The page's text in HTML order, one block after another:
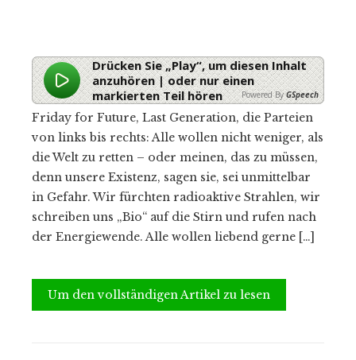
Drücken Sie „Play“, um diesen Inhalt
anzuhören | oder nur einen
markierten Teil hören
Powered By GSpeech
Friday for Future, Last Generation, die Parteien
von links bis rechts: Alle wollen nicht weniger, als
die Welt zu retten – oder meinen, das zu müssen,
denn unsere Existenz, sagen sie, sei unmittelbar
in Gefahr. Wir fürchten radioaktive Strahlen, wir
schreiben uns „Bio“ auf die Stirn und rufen nach
der Energiewende. Alle wollen liebend gerne […]
Um den vollständigen Artikel zu lesen